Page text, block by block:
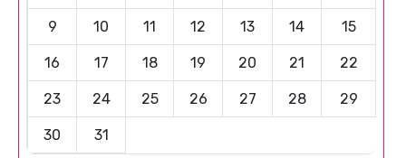
9 10 11 12 13 14 15
16 17 18 19 20 21 22
23 24 25 26 27 28 29
30 31